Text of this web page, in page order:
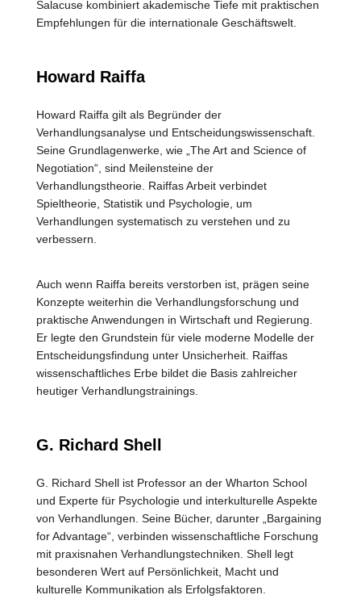
Salacuse kombiniert akademische Tiefe mit praktischen
Empfehlungen für die internationale Geschäftswelt.
Howard Raiffa
Howard Raiffa gilt als Begründer der
Verhandlungsanalyse und Entscheidungswissenschaft.
Seine Grundlagenwerke, wie „The Art and Science of
Negotiation“, sind Meilensteine der
Verhandlungstheorie. Raiffas Arbeit verbindet
Spieltheorie, Statistik und Psychologie, um
Verhandlungen systematisch zu verstehen und zu
verbessern.
Auch wenn Raiffa bereits verstorben ist, prägen seine
Konzepte weiterhin die Verhandlungsforschung und
praktische Anwendungen in Wirtschaft und Regierung.
Er legte den Grundstein für viele moderne Modelle der
Entscheidungsfindung unter Unsicherheit. Raiffas
wissenschaftliches Erbe bildet die Basis zahlreicher
heutiger Verhandlungstrainings.
G. Richard Shell
G. Richard Shell ist Professor an der Wharton School
und Experte für Psychologie und interkulturelle Aspekte
von Verhandlungen. Seine Bücher, darunter „Bargaining
for Advantage“, verbinden wissenschaftliche Forschung
mit praxisnahen Verhandlungstechniken. Shell legt
besonderen Wert auf Persönlichkeit, Macht und
kulturelle Kommunikation als Erfolgsfaktoren.